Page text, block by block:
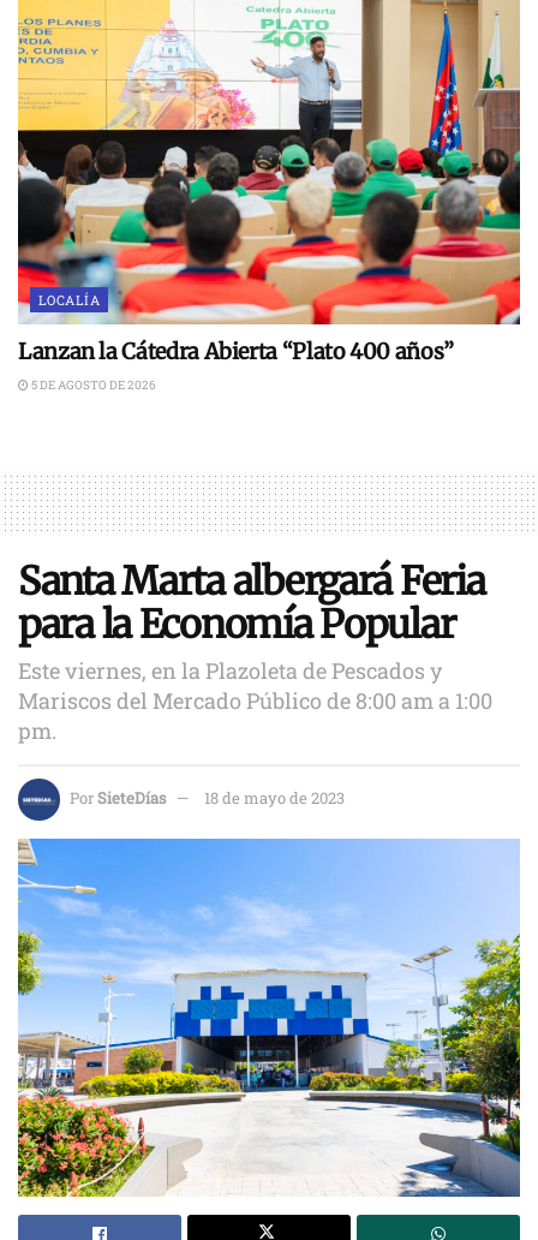
LOCALÍA
Lanzan la Cátedra Abierta “Plato 400 años”
5 DE AGOSTO DE 2026
Santa Marta albergará Feria
para la Economía Popular
Este viernes, en la Plazoleta de Pescados y
Mariscos del Mercado Público de 8:00 am a 1:00
pm.
PorSieteDías 18 de mayo de 2023